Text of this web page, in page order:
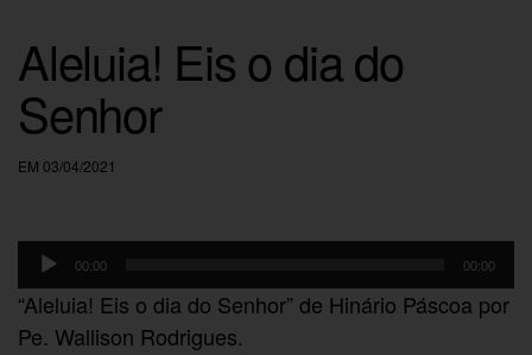
Aleluia! Eis o dia do
Senhor
EM 03/04/2021
Tocador
de
áudio
00:00 00:00
“Aleluia! Eis o dia do Senhor” de Hinário Páscoa por
Pe. Wallison Rodrigues.